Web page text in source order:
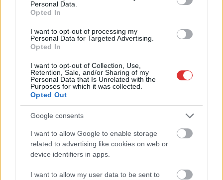
Personal Data.
Opted In
I want to opt-out of processing my
Personal Data for Targeted Advertising.
Opted In
I want to opt-out of Collection, Use,
Retention, Sale, and/or Sharing of my
Personal Data that Is Unrelated with the
Purposes for which it was collected.
Opted Out
Google consents
I want to allow Google to enable storage
related to advertising like cookies on web or
device identifiers in apps.
I want to allow my user data to be sent to
2026.08.04. Kiss Lajos
Lehet, hogy mégis megússzuk Paks teljes
leállítását, némileg emelkedett a vízszint
(VIDEÓVAL)
Az éjszaka folyamán már hajszálnyira voltak attól, hogy az
utolsó blokkot is teljesen le kelljen állítani,...
Magyarország